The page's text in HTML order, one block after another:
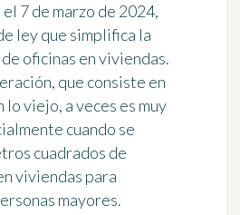
7 de marzo de 2024,
ley que simplifica la
oficinas en viviendas.
que consiste en
lo viejo, a veces es muy
cuando se
cuadrados de
viviendas para
mayores.